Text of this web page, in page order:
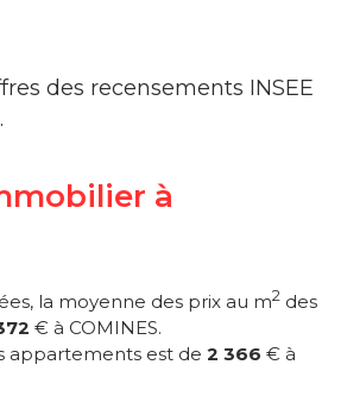
des recensements INSEE
à
la moyenne des prix au m2 des
€ à COMINES.
appartements est de 2 366 € à